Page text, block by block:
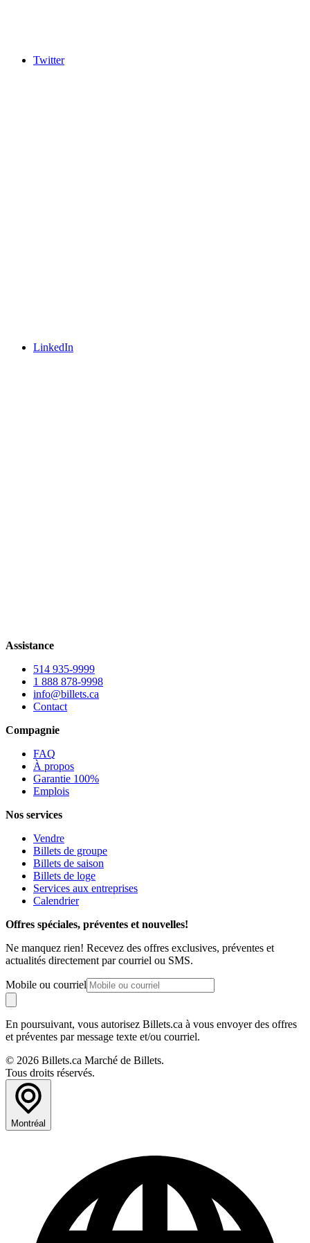
Twitter
LinkedIn
Assistance
514 935-9999
1 888 878-9998
info@billets.ca
Contact
Compagnie
FAQ
À propos
Garantie 100%
Emplois
Nos services
Vendre
Billets de groupe
Billets de saison
Billets de loge
Services aux entreprises
Calendrier
Offres spéciales, préventes et nouvelles!
Ne manquez rien! Recevez des offres exclusives, préventes et
actualités directement par courriel ou SMS.
Mobile ou courriel
En poursuivant, vous autorisez Billets.ca à vous envoyer des offres
et préventes par message texte et/ou courriel.
© 2026 Billets.ca Marché de Billets.
Tous droits réservés.
Montréal